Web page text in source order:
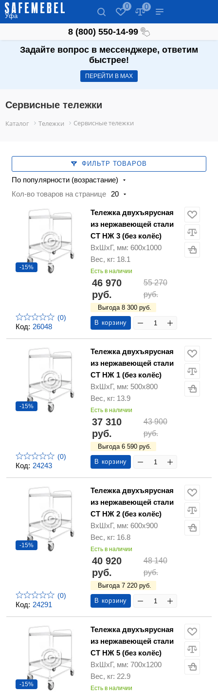
Уфа
0 0
8 (800) 550-14-99
Задайте вопрос в мессенджере, ответим
быстрее!
ПЕРЕЙТИ В МАХ
Сервисные тележки
Каталог Тележки Сервисные тележки
ФИЛЬТР ТОВАРОВ
По популярности (возрастание)
Кол-во товаров на странице
20
Код: 26048
-15%
(0)
Тележка двухъярусная
из нержавеющей стали
СТ НЖ 3 (без колёс)
ВхШхГ, мм: 600х1000
Вес, кг: 18.1
Есть в наличии
46 970
руб.
55 270
руб.
Выгода 8 300 руб.
В корзину
Код: 24243
-15%
(0)
Тележка двухъярусная
из нержавеющей стали
СТ НЖ 1 (без колёс)
ВхШхГ, мм: 500х800
Вес, кг: 13.9
Есть в наличии
37 310
руб.
43 900
руб.
Выгода 6 590 руб.
В корзину
Код: 24291
-15%
(0)
Тележка двухъярусная
из нержавеющей стали
СТ НЖ 2 (без колёс)
ВхШхГ, мм: 600х900
Вес, кг: 16.8
Есть в наличии
40 920
руб.
48 140
руб.
Выгода 7 220 руб.
В корзину
-15%
Тележка двухъярусная
из нержавеющей стали
СТ НЖ 5 (без колёс)
ВхШхГ, мм: 700х1200
Вес, кг: 22.9
Есть в наличии